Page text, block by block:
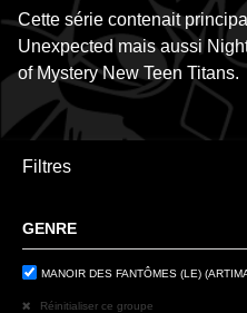
Cette série contenait
Unexpected mais aussi
of Mystery New Teen Titans.
Filtres
GENRE
MANOIR DES FANTÔMES (LE)
Réinitialiser ce groupe